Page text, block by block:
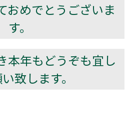
おめでとうございま
す。
本年もどうぞも宜し
致します。